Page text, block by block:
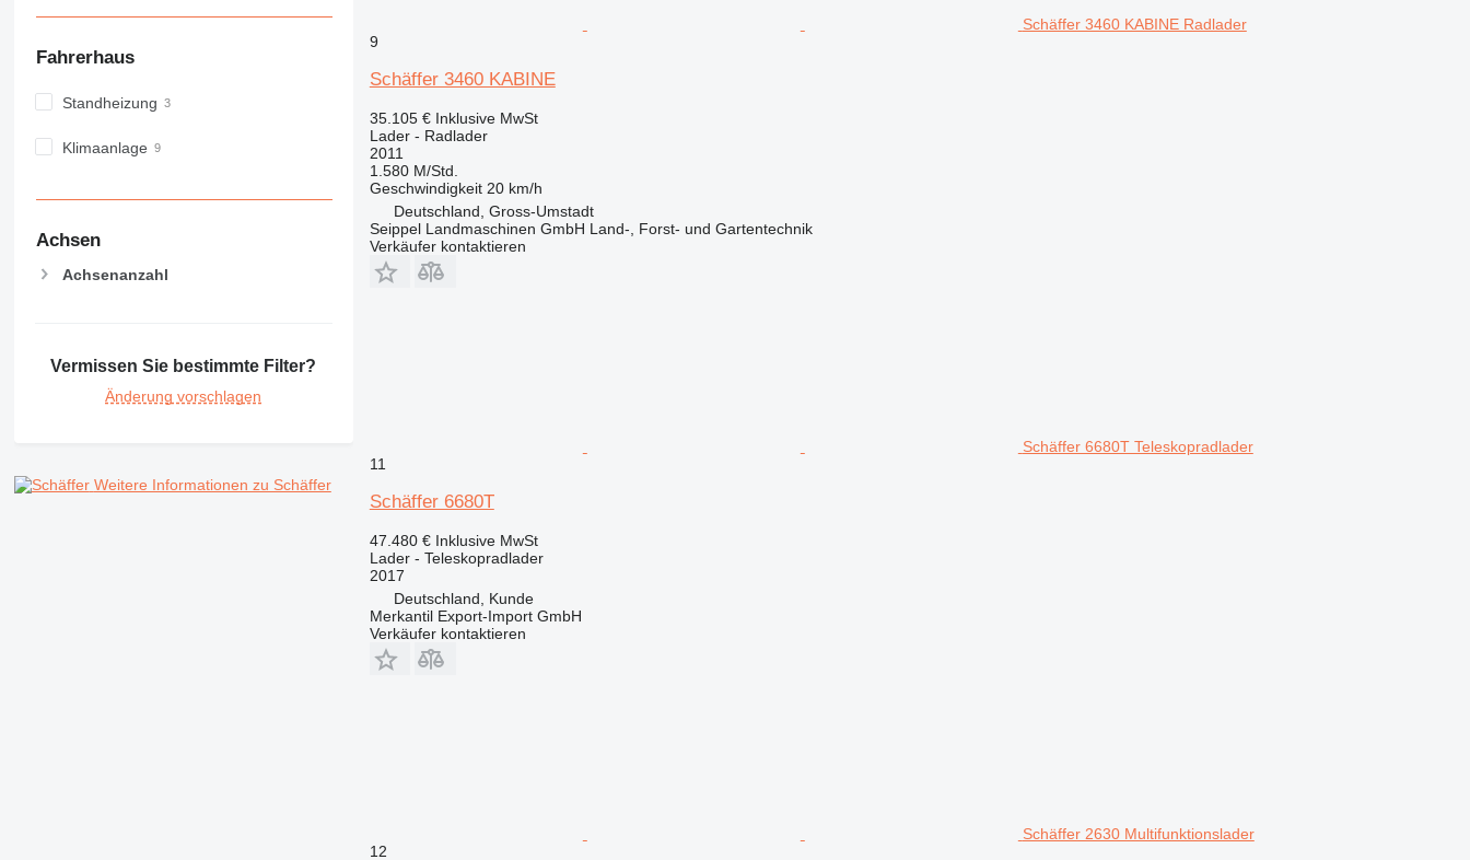
Fahrerhaus
Standheizung
Klimaanlage
Achsen
Achsenanzahl
Vermissen Sie bestimmte Filter?
Änderung vorschlagen
Weitere Informationen zu Schäffer
Schäffer 3460 KABINE Radlader
9
Schäffer 3460 KABINE
35.105 € Inklusive MwSt
Lader - Radlader
2011
1.580 M/Std.
Geschwindigkeit 20 km/h
Deutschland, Gross-Umstadt
Seippel Landmaschinen GmbH Land-, Forst- und Gartentechnik
Verkäufer kontaktieren
Schäffer 6680T Teleskopradlader
11
Schäffer 6680T
47.480 € Inklusive MwSt
Lader - Teleskopradlader
2017
Deutschland, Kunde
Merkantil Export-Import GmbH
Verkäufer kontaktieren
Schäffer 2630 Multifunktionslader
12